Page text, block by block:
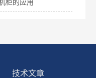
柜的应用
技术文章